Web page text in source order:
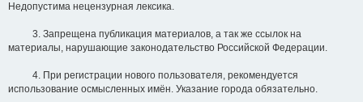
Недопустима нецензурная лексика.
3. Запрещена публикация материалов, а так же ссылок на
материалы, нарушающие законодательство Российской Федерации.
4. При регистрации нового пользователя, рекомендуется
использование осмысленных имён. Указание города обязательно.